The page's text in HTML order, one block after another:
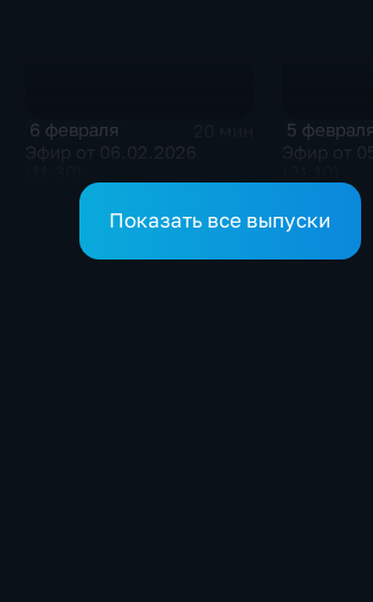
6 февраля 5 февраля
Показать все выпуски